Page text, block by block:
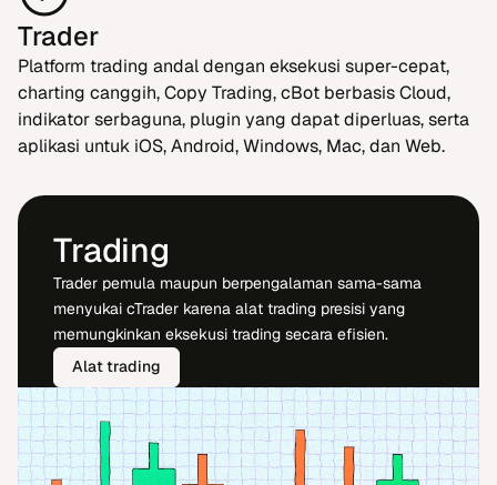
Trader
Platform trading andal dengan eksekusi super-cepat,
charting canggih, Copy Trading, cBot berbasis Cloud,
indikator serbaguna, plugin yang dapat diperluas, serta
aplikasi untuk iOS, Android, Windows, Mac, dan Web.
Trading
Trader pemula maupun berpengalaman sama-sama
menyukai cTrader karena alat trading presisi yang
memungkinkan eksekusi trading secara efisien.
Alat trading